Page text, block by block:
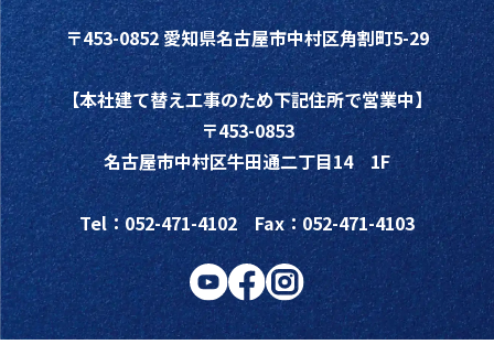
〒453-0852 愛知県名古屋市中村区角割町5-29
【本社建て替え工事のため下記住所で営業中】
〒453-0853
名古屋市中村区牛田通二丁目14 1F
Tel：052-471-4102 Fax：052-471-4103